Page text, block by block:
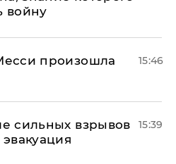
войну
произошла
15:46
сильных взрывов
15:39